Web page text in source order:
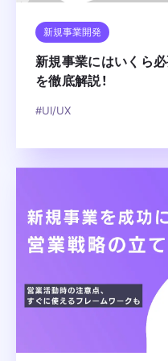
新規事業開発
新規事業にはいくら
を徹底解説！
#UI/UX